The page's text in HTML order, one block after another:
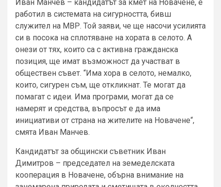
Иван Манчев – кандидатът за кмет на Новачене, е
работил в системата на сигурността, бивш
служител на МВР. Той заяви, че ще насочи усилията
си в посока на сплотяване на хората в селото. А
онези от тях, които са с активна гражданска
позиция, ще имат възможност да участват в
обществен съвет. “Има хора в селото, немалко,
които, сигурен съм, ще откликнат. Те могат да
помагат с идеи. Има програми, могат да се
намерят и средства, въпросът е да има
инициативи от страна на жителите на Новачене“,
смята Иван Манчев.
Кандидатът за общински съветник Иван
Димитров – председател на земеделската
кооперация в Новачене, обърна внимание на